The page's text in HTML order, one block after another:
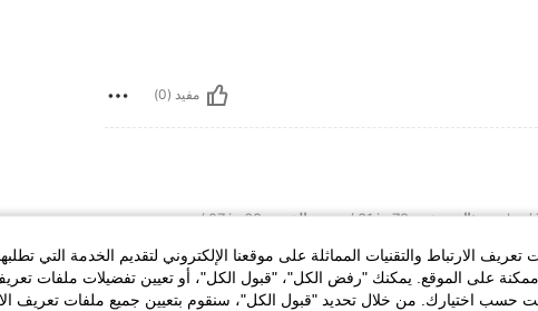
مفيد (0)
تمثال نصفي:79 cm / 31 in الخصر:68 cm / 27 in
الارتباط والتقنيات المماثلة على موقعنا الإلكتروني لتقديم الخدمة التي
على الموقع. يمكنك "رفض الكل"، "قبول الكل"، أو تعيين تفضيلات ملفات
اختيارك. من خلال تحديد "قبول الكل"، سنقوم بتعيين جميع ملفات تعريف